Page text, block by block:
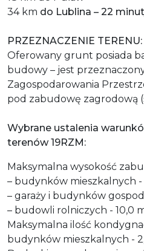
34 km do Lublina – 22
PRZEZNACZENIE TERENU:
Oferowany grunt posiada
budowy – jest
Zagospodarowania
pod zabudowę zagrodową
Wybrane ustalenia
terenów 19RZM:
Maksymalna wysokość
– budynków mieszkalnych -
– garaży i budynków
– budowli rolniczych - 10,0
Maksymalna ilość
budynków mieszkalnych -